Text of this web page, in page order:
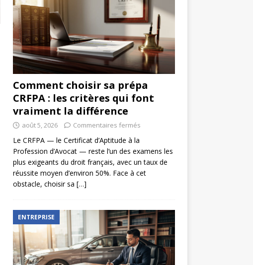
Comment choisir sa prépa
CRFPA : les critères qui font
vraiment la différence
août 5, 2026 Commentaires fermés
Le CRFPA — le Certificat d’Aptitude à la
Profession d’Avocat — reste l’un des examens les
plus exigeants du droit français, avec un taux de
réussite moyen d’environ 50%. Face à cet
obstacle, choisir sa […]
ENTREPRISE